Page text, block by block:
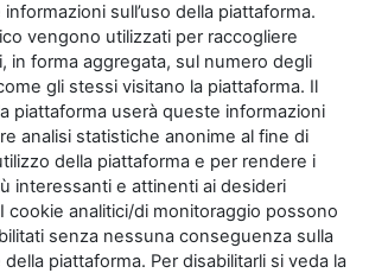
sull’uso della piattaforma.
vengono utilizzati per raccogliere
in forma aggregata, sul numero degli
gli stessi visitano la piattaforma. Il
piattaforma userà queste informazioni
analisi statistiche anonime al fine di
della piattaforma e per rendere i
interessanti e attinenti ai desideri
I cookie analitici/di monitoraggio possono
senza nessuna conseguenza sulla
piattaforma. Per disabilitarli si veda la